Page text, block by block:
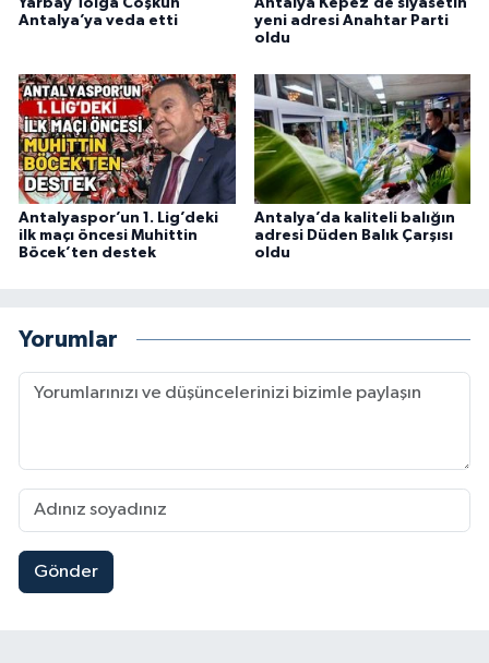
Antalya’ya veda etti
yeni adresi Anahtar Parti
oldu
Antalyaspor’un 1. Lig’deki
ilk maçı öncesi Muhittin
Böcek’ten destek
Antalya’da kaliteli balığın
adresi Düden Balık Çarşısı
oldu
Yorumlar
Gönder